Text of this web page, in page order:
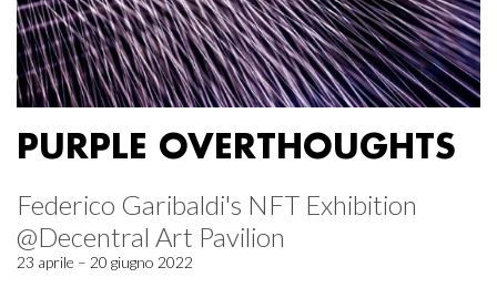
PURPLE OVERTHOUGHTS
Federico Garibaldi's NFT Exhibition
@Decentral Art Pavilion
23 aprile – 20 giugno 2022